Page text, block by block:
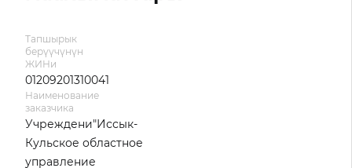
Тапшырык
берүүчүнүн
ЖИНи
01209201310041
Наименование
заказчика
Учреждени"Иссык-
Кульское областное
управление